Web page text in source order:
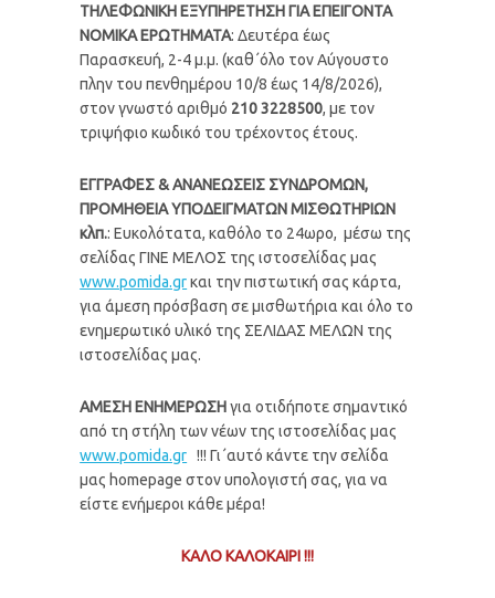
ΤΗΛΕΦΩΝΙΚΗ ΕΞΥΠΗΡΕΤΗΣΗ ΓΙΑ ΕΠΕΙΓΟΝΤΑ
ΝΟΜΙΚΑ ΕΡΩΤΗΜΑΤΑ: Δευτέρα έως
Παρασκευή, 2-4 μ.μ. (καθ΄όλο τον Αύγουστο
πλην του πενθημέρου 10/8 έως 14/8/2026),
στον γνωστό αριθμό 210 3228500, με τον
τριψήφιο κωδικό του τρέχοντος έτους.
ΕΓΓΡΑΦΕΣ & ΑΝΑΝΕΩΣΕΙΣ ΣΥΝΔΡΟΜΩΝ,
ΠΡΟΜΗΘΕΙΑ ΥΠΟΔΕΙΓΜΑΤΩΝ ΜΙΣΘΩΤΗΡΙΩΝ
κλπ.: Ευκολότατα, καθόλο το 24ωρο, μέσω της
σελίδας ΓΙΝΕ ΜΕΛΟΣ της ιστοσελίδας μας
www.pomida.grκαι την πιστωτική σας κάρτα,
για άμεση πρόσβαση σε μισθωτήρια και όλο το
ενημερωτικό υλικό της ΣΕΛΙΔΑΣ ΜΕΛΩΝ της
ιστοσελίδας μας.
ΑΜΕΣΗ ΕΝΗΜΕΡΩΣΗγια οτιδήποτε σημαντικό
από τη στήλη των νέων της ιστοσελίδας μας
www.pomida.gr !!! Γι΄αυτό κάντε την σελίδα
μας homepage στον υπολογιστή σας, για να
είστε ενήμεροι κάθε μέρα!
ΚΑΛΟ ΚΑΛΟΚΑΙΡΙ !!!